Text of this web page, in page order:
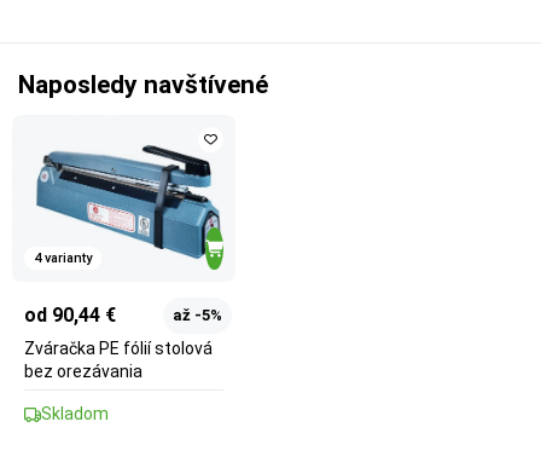
Naposledy navštívené
4 varianty
od 90,44 € až -5%
Zváračka PE fólií stolová
bez orezávania
Skladom